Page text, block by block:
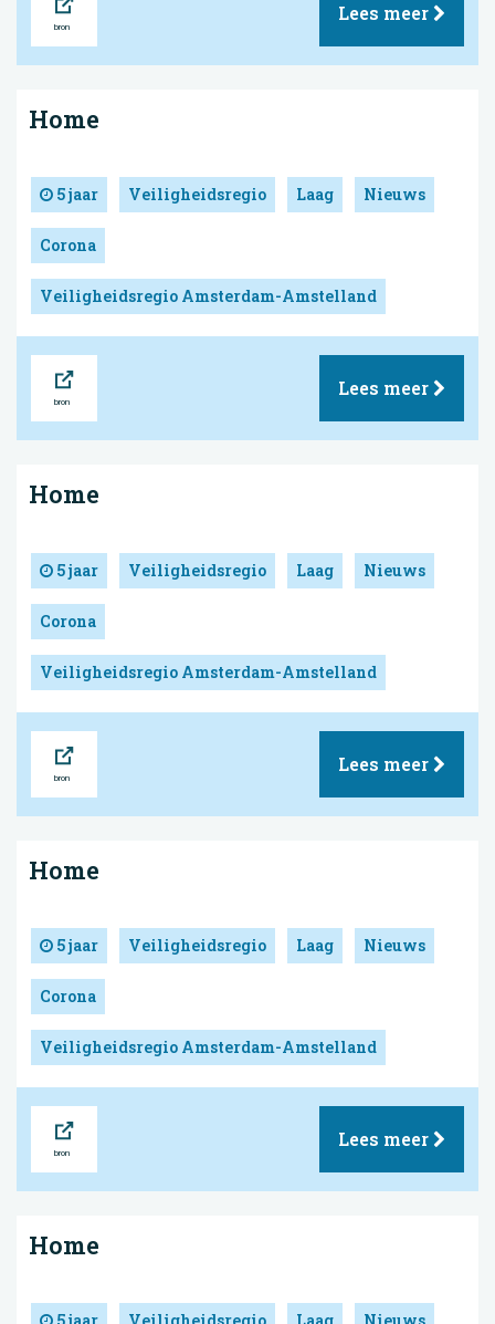
Lees meer
Home
5 jaar Veiligheidsregio Laag Nieuws
Corona
Veiligheidsregio Amsterdam-Amstelland
Lees meer
Home
5 jaar Veiligheidsregio Laag Nieuws
Corona
Veiligheidsregio Amsterdam-Amstelland
Lees meer
Home
5 jaar Veiligheidsregio Laag Nieuws
Corona
Veiligheidsregio Amsterdam-Amstelland
Lees meer
Home